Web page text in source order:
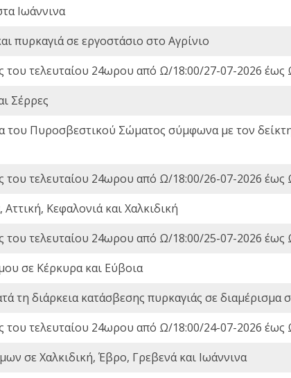
Ιωάννινα
πυρκαγιά σε εργοστάσιο στο Αγρίνιο
του τελευταίου 24ωρου από Ω/18:00/27-07-2026
Σέρρες
του Πυροσβεστικού Σώματος σύμφωνα με τον
του τελευταίου 24ωρου από Ω/18:00/26-07-2026
Κεφαλονιά και Χαλκιδική
του τελευταίου 24ωρου από Ω/18:00/25-07-2026
σε Κέρκυρα και Εύβοια
τη διάρκεια κατάσβεσης πυρκαγιάς σε διαμέρισμα
του τελευταίου 24ωρου από Ω/18:00/24-07-2026
σε Χαλκιδική, Έβρο, Γρεβενά και Ιωάννινα